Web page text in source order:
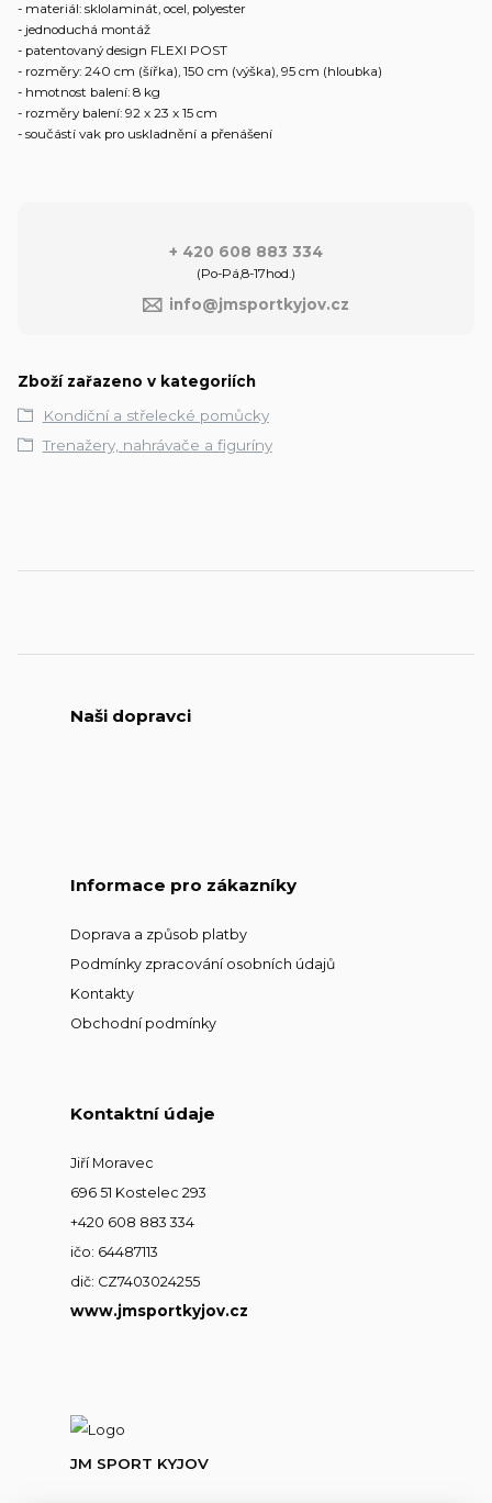
- materiál: sklolaminát, ocel, polyester
- jednoduchá montáž
- patentovaný design FLEXI POST
- rozměry: 240 cm (šířka), 150 cm (výška), 95 cm (hloubka)
- hmotnost balení: 8 kg
- rozměry balení: 92 x 23 x 15 cm
- součástí vak pro uskladnění a přenášení
+ 420 608 883 334
(Po-Pá,8-17hod.)
info@jmsportkyjov.cz
Zboží zařazeno v kategoriích
Kondiční a střelecké pomůcky
Trenažery, nahrávače a figuríny
Naši dopravci
Informace pro zákazníky
Doprava a způsob platby
Podmínky zpracování osobních údajů
Kontakty
Obchodní podmínky
Kontaktní údaje
Jiří Moravec
696 51 Kostelec 293
+420 608 883 334
ičo: 64487113
dič: CZ7403024255
www.jmsportkyjov.cz
JM SPORT KYJOV